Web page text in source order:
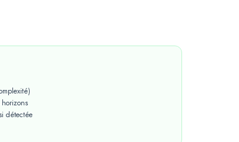
détectée